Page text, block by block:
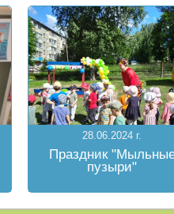
28.06.2024 г.
Праздник
пузыри"